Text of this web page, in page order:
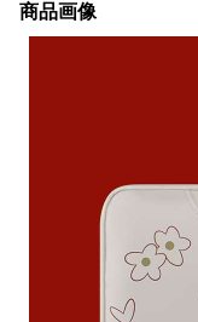
商品画像